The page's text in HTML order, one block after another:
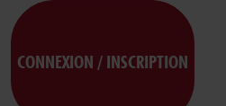
CONNEXION / INSCRIPTION